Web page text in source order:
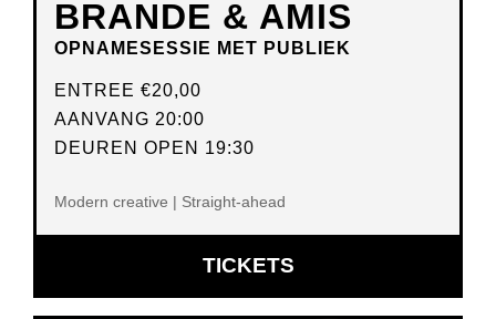
BRANDE & AMIS
OPNAMESESSIE MET PUBLIEK
ENTREE €20,00
AANVANG 20:00
DEUREN OPEN 19:30
Modern creative | Straight-ahead
TICKETSOPENT
IN